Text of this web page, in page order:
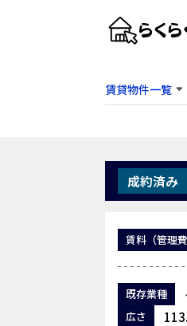
賃貸物件一覧
成約済み
賃料 （管理
既存業種
広さ